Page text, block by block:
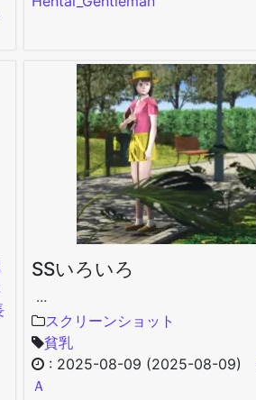
SSいろいろ
…
スクリーンショット
貧乳
: 2025-08-09 (2025-08-09)
Ａ